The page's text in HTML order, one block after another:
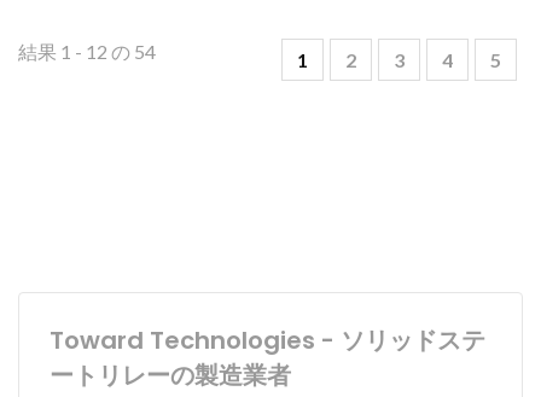
結果 1 - 12 の 54 1 2 3 4 5
Toward Technologies - ソリッドステ
ートリレーの製造業者